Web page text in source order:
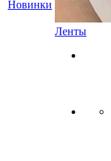
Новинки
Ленты